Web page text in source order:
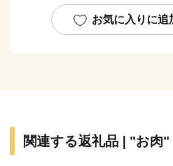
全国約８割の自治体が人口減少をし
お気に入りに追
関連する返礼品 | "お肉"